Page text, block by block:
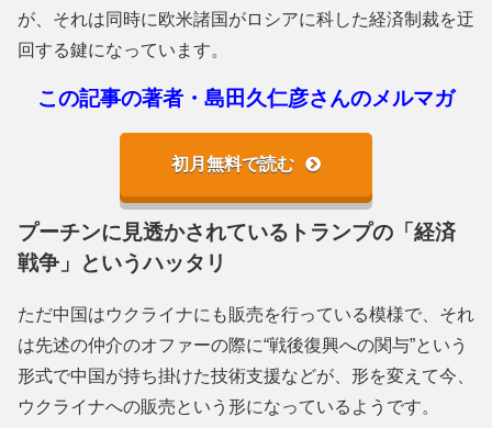
が、それは同時に欧米諸国がロシアに科した経済制裁を迂
回する鍵になっています。
この記事の著者・島田久仁彦さんのメルマガ
初月無料で読む
プーチンに見透かされているトランプの「経済
戦争」というハッタリ
ただ中国はウクライナにも販売を行っている模様で、それ
は先述の仲介のオファーの際に“戦後復興への関与”という
形式で中国が持ち掛けた技術支援などが、形を変えて今、
ウクライナへの販売という形になっているようです。